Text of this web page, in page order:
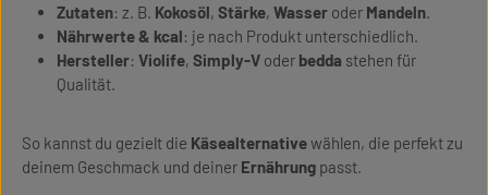
Zutaten: z. B. Kokosöl, Stärke, Wasser oder Mandeln.
Nährwerte & kcal: je nach Produkt unterschiedlich.
Hersteller: Violife, Simply-V oder bedda stehen für
Qualität.
So kannst du gezielt die Käsealternativewählen, die perfekt zu
deinem Geschmack und deiner Ernährung passt.